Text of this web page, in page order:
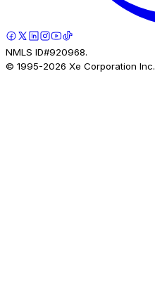
NMLS ID#920968.
© 1995-2026 Xe Corporation Inc.